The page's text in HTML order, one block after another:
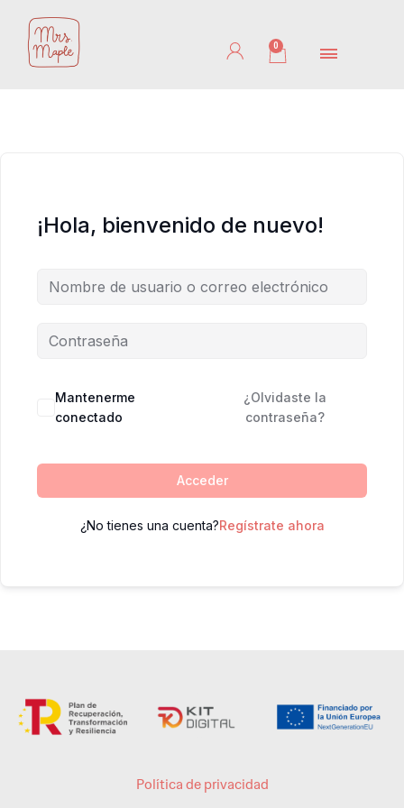
contenido
0
Cart
¡Hola, bienvenido de nuevo!
Mantenerme
conectado
¿Olvidaste la
contraseña?
Acceder
¿No tienes una cuenta?Regístrate ahora
Política de privacidad